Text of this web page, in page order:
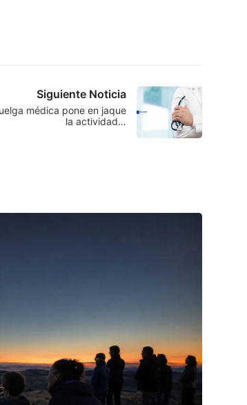
Siguiente Noticia
médica pone en jaque
la actividad…